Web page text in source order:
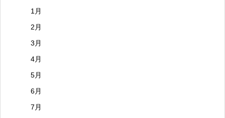
1月
2月
3月
4月
5月
6月
7月